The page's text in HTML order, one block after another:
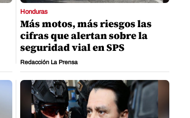
Honduras
Más motos, más riesgos las
cifras que alertan sobre la
seguridad vial en SPS
Redacción La Prensa